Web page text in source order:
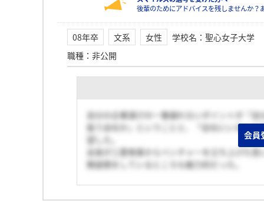
後輩のためにアドバイスを残しませんか
08年卒 文系 女性 学校名 ： 聖心女子大学
職種 ： 非公開
自分の企業選びの一番譲れないポイントが「
扱う会社か」ということと、「会社にいる人
望した。
会長が三菱商事からベンチャーを立ち上げた
務提携をしているところも魅力的だった。
会員